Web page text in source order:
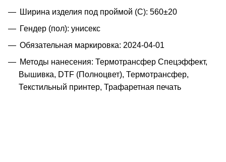
Ширина изделия под проймой (С): 560±20
Гендер (пол): унисекс
Обязательная маркировка: 2024-04-01
Методы нанесения: Термотрансфер Спецэффект,
Вышивка, DTF (Полноцвет), Термотрансфер,
Текстильный принтер, Трафаретная печать